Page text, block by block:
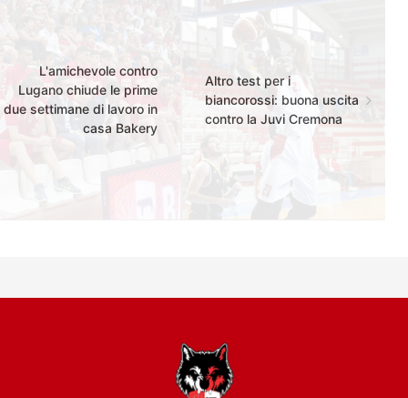
L'amichevole contro
Lugano chiude le prime
due settimane di lavoro in
casa Bakery
Altro test per i
biancorossi: buona uscita
contro la Juvi Cremona